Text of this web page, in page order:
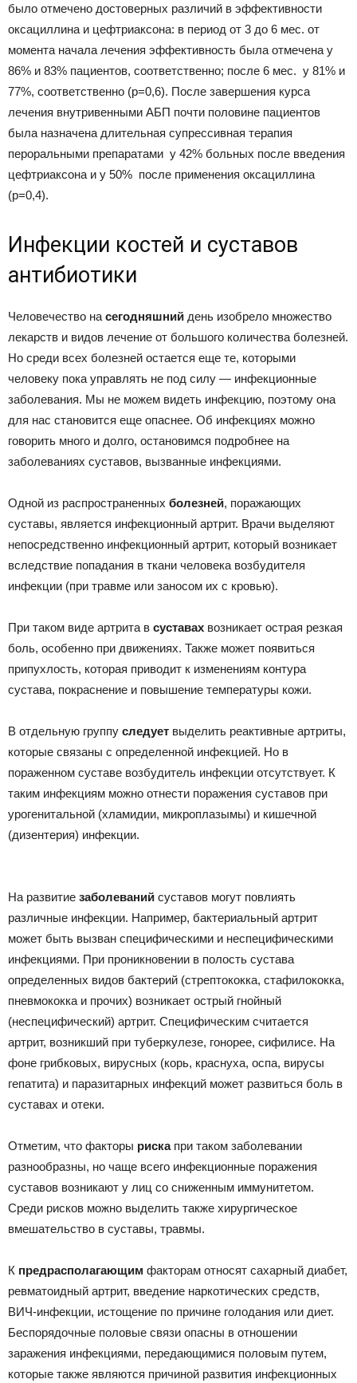
было отмечено достоверных различий в эффективности
оксациллина и цефтриаксона: в период от 3 до 6 мес. от
момента начала лечения эффективность была отмечена у
86% и 83% пациентов, соответственно; после 6 мес.  у 81% и
77%, соответственно (р=0,6). После завершения курса
лечения внутривенными АБП почти половине пациентов
была назначена длительная супрессивная терапия
пероральными препаратами  у 42% больных после введения
цефтриаксона и у 50%  после применения оксациллина
(р=0,4).
Инфекции костей и суставов
антибиотики
Человечество на сегодняшний день изобрело множество
лекарств и видов лечение от большого количества болезней.
Но среди всех болезней остается еще те, которыми
человеку пока управлять не под силу — инфекционные
заболевания. Мы не можем видеть инфекцию, поэтому она
для нас становится еще опаснее. Об инфекциях можно
говорить много и долго, остановимся подробнее на
заболеваниях суставов, вызванные инфекциями.
Одной из распространенных болезней, поражающих
суставы, является инфекционный артрит. Врачи выделяют
непосредственно инфекционный артрит, который возникает
вследствие попадания в ткани человека возбудителя
инфекции (при травме или заносом их с кровью).
При таком виде артрита в суставах возникает острая резкая
боль, особенно при движениях. Также может появиться
припухлость, которая приводит к изменениям контура
сустава, покраснение и повышение температуры кожи.
В отдельную группу следует выделить реактивные артриты,
которые связаны с определенной инфекцией. Но в
пораженном суставе возбудитель инфекции отсутствует. К
таким инфекциям можно отнести поражения суставов при
урогенитальной (хламидии, микроплазымы) и кишечной
(дизентерия) инфекции.
На развитие заболеваний суставов могут повлиять
различные инфекции. Например, бактериальный артрит
может быть вызван специфическими и неспецифическими
инфекциями. При проникновении в полость сустава
определенных видов бактерий (стрептококка, стафилококка,
пневмококка и прочих) возникает острый гнойный
(неспецифический) артрит. Специфическим считается
артрит, возникший при туберкулезе, гонорее, сифилисе. На
фоне грибковых, вирусных (корь, краснуха, оспа, вирусы
гепатита) и паразитарных инфекций может развиться боль в
суставах и отеки.
Отметим, что факторы рискапри таком заболевании
разнообразны, но чаще всего инфекционные поражения
суставов возникают у лиц со сниженным иммунитетом.
Среди рисков можно выделить также хирургическое
вмешательство в суставы, травмы.
К предрасполагающим факторам относят сахарный диабет,
ревматоидный артрит, введение наркотических средств,
ВИЧ-инфекции, истощение по причине голодания или диет.
Беспорядочные половые связи опасны в отношении
заражения инфекциями, передающимися половым путем,
которые также являются причиной развития инфекционных